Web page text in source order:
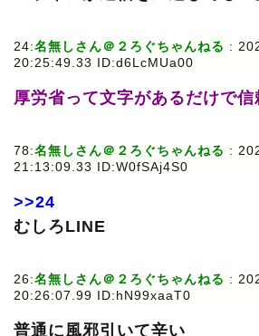
24:名無しさん＠２ろぐちゃんねる :
20:25:49.33 ID:d6LcMUa00
厚労省って文字があるだけで信
78:名無しさん＠２ろぐちゃんねる :
21:13:09.33 ID:W0fSAj4S0
>>24
むしろLINE
26:名無しさん＠２ろぐちゃんねる :
20:26:07.99 ID:hN99xaaT0
普通に風邪引いて辛い